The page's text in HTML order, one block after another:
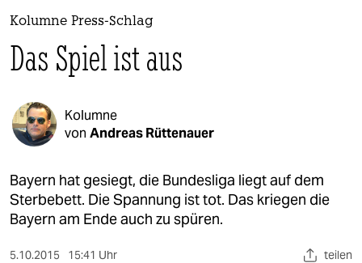
themen
politik
öko
gesellschaft
kultur
sport
Kolumne Press-Schlag
Das Spiel ist aus
Kolumne
von Andreas Rüttenauer
Bayern hat gesiegt, die Bundesliga liegt auf dem
Sterbebett. Die Spannung ist tot. Das kriegen die
Bayern am Ende auch zu spüren.
5.10.2015 15:41 Uhr teilen